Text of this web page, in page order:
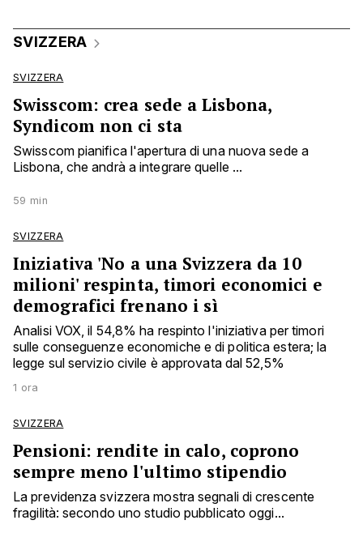
SVIZZERA
SVIZZERA
Swisscom: crea sede a Lisbona,
Syndicom non ci sta
Swisscom pianifica l'apertura di una nuova sede a
Lisbona, che andrà a integrare quelle ...
59 min
SVIZZERA
Iniziativa 'No a una Svizzera da 10
milioni' respinta, timori economici e
demografici frenano i sì
Analisi VOX, il 54,8% ha respinto l'iniziativa per timori
sulle conseguenze economiche e di politica estera; la
legge sul servizio civile è approvata dal 52,5%
1 ora
SVIZZERA
Pensioni: rendite in calo, coprono
sempre meno l'ultimo stipendio
La previdenza svizzera mostra segnali di crescente
fragilità: secondo uno studio pubblicato oggi...